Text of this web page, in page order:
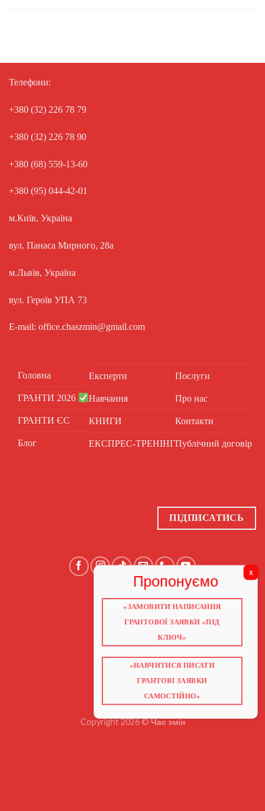
Телефони:
+380 (32) 226 78 79
+380 (32) 226 78 90
+380 (68) 559-13-60
+380 (95) 044-42-01
м.Київ, Україна
вул. Панаса Мирного, 28а
м.Львів, Україна
вул. Героїв УПА 73
E-mail: office.chaszmin@gmail.com
Головна
ГРАНТИ 2026
ГРАНТИ ЄС
Блог
Експерти
Навчання
КНИГИ
ЕКСПРЕС-ТРЕНІНГ
Послуги
Про нас
Контакти
Публічний договір
ПІДПИСАТИСЬ
ГОЛОВНА
ГРАНТИ 2026
НАВЧАННЯ
КНИГИ
ВІДЕО ПРО ГРАНТИ
Copyright 2026 ©Час змін
«ЗАМОВИТИ НАПИСАННЯ
ГРАНТОВОЇ ЗАЯВКИ «ПІД
КЛЮЧ»
«НАВЧИТИСЯ ПИСАТИ
ГРАНТОВІ ЗАЯВКИ
САМОСТІЙНО»